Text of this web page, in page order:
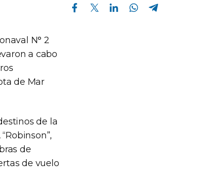
Compartir en Facebook Compartir en Twitter Compartir en Linkedin Compartir en Whatsapp
N° 2
a cabo
de Mar
de la
de
de vuelo